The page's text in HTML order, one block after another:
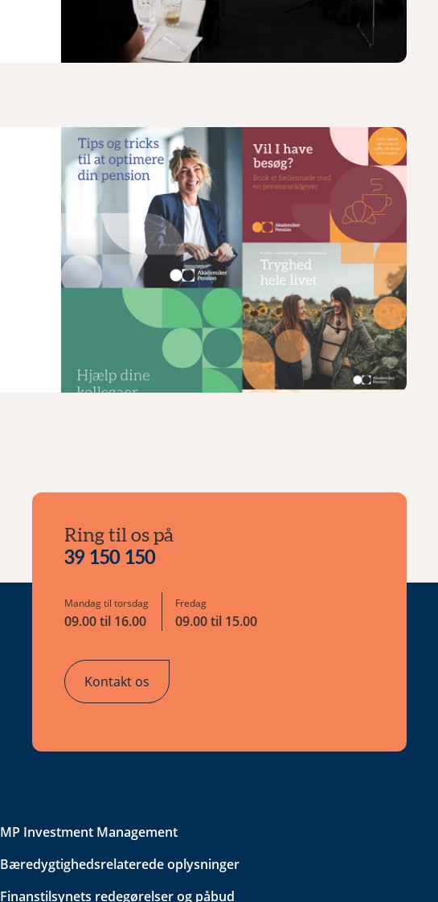
Ring til os på
39 150 150
Mandag til torsdag
09.00 til 16.00
Fredag
09.00 til 15.00
Kontakt os
MP Investment Management
Bæredygtighedsrelaterede oplysninger
Finanstilsynets redegørelser og påbud